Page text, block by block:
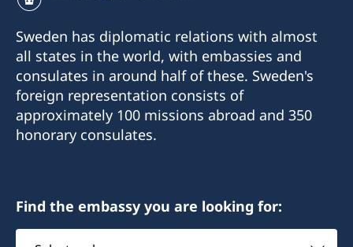
Sweden has diplomatic relations with almost
all states in the world, with embassies and
consulates in around half of these. Sweden's
foreign representation consists of
approximately 100 missions abroad and 350
honorary consulates.
Find the embassy you are looking for:
Select